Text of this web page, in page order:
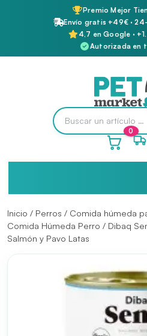
Premio Mejor
Envío gratis +49€ ·
4,7 en Google ·
Autorizada en
0
Inicio / Perros / Comida húmeda
Comida Húmeda Perro / Dibaq
Salmón y Pavo Latas